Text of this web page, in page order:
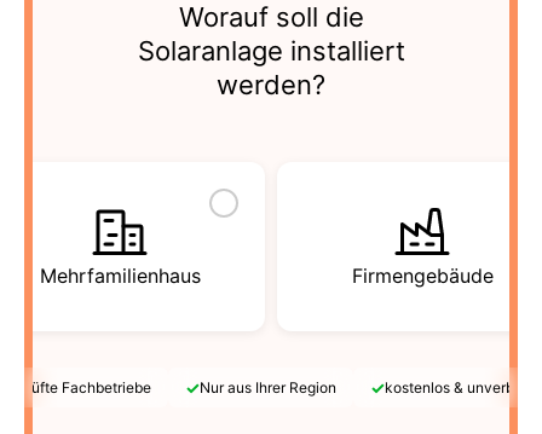
Worauf soll die
Solaranlage installiert
werden?
Mehrfamilienhaus Firmengebäude
Fachbetriebe ✓Nur aus Ihrer Region ✓kostenlos &